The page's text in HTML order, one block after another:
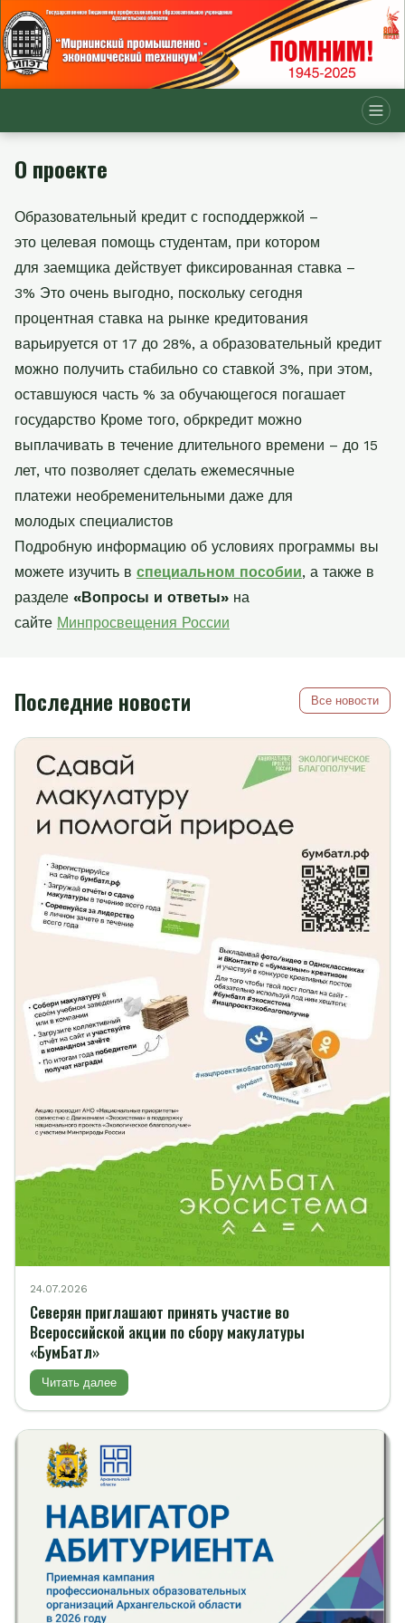
О проекте
Образовательный кредит с господдержкой –
это целевая помощь студентам, при котором
для заемщика действует фиксированная ставка –
3% Это очень выгодно, поскольку сегодня
процентная ставка на рынке кредитования
варьируется от 17 до 28%, а образовательный кредит
можно получить стабильно со ставкой 3%, при этом,
оставшуюся часть % за обучающегося погашает
государство Кроме того, обркредит можно
выплачивать в течение длительного времени – до 15
лет, что позволяет сделать ежемесячные
платежи необременительными даже для
молодых специалистов
Подробную информацию об условиях программы вы
можете изучить в специальном пособии, а также в
разделе «Вопросы и ответы» на
сайте Минпросвещения России
Последние новости Все новости
24.07.2026
Северян приглашают принять участие во
Всероссийской акции по сбору макулатуры
«БумБатл»
Читать далее